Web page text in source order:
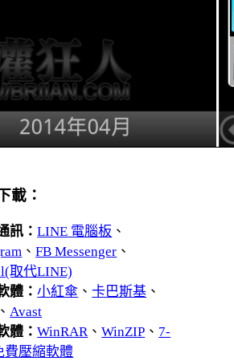
載：
訊：LINE 電腦板 、
、FB Messenger 、
取代LINE)
體：小紅傘 、卡巴斯基 、
、 Avast
體：WinRAR 、WinZIP 、 7-
費壓縮軟體